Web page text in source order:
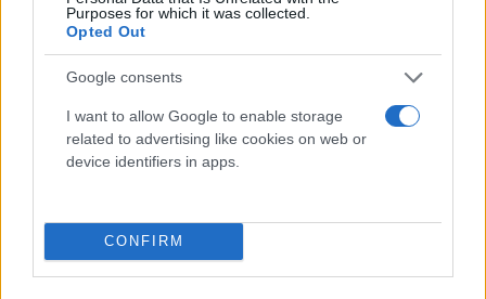
Purposes for which it was collected.
Opted Out
Google consents
I want to allow Google to enable storage
related to advertising like cookies on web or
device identifiers in apps.
CONFIRM
αριθμός ανθρώπων που είναι ευάλωτοι στον ιό και
όσο έχουμε ανεμβολίαστους, τόσο τα κρούσματα
αυξάνονται.